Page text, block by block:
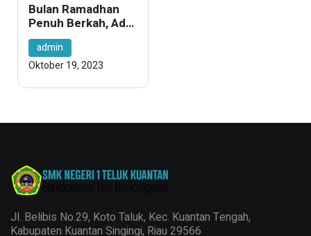
Bulan Ramadhan
Penuh Berkah, Ada
Apa Di Bulan Suci
Ramadhan?
admin
Oktober 19, 2023
Jl. Belibis No.29, Koto Taluk, Kec. Kuantan Tengah,
Kabupaten Kuantan Singingi, Riau 29566